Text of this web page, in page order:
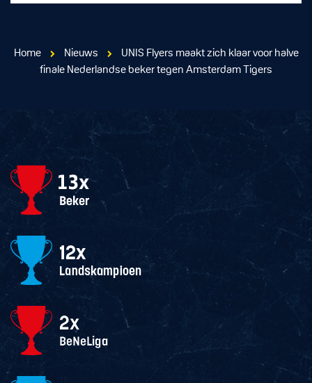
Home Nieuws
UNIS Flyers maakt zich klaar voor halve
finale Nederlandse beker tegen Amsterdam Tigers